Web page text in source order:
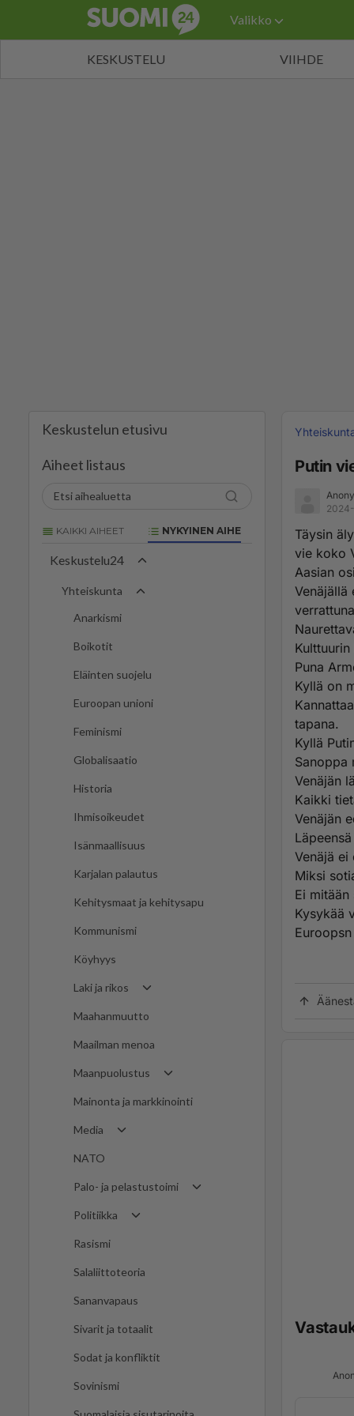
Valikko
KESKUSTELU VIIHDE
Keskustelun etusivu
Aiheet listaus
KAIKKI AIHEET NYKYINEN AIHE
Keskustelu24
Yhteiskunta
Anarkismi
Boikotit
Eläinten suojelu
Euroopan unioni
Feminismi
Globalisaatio
Historia
Ihmisoikeudet
Isänmaallisuus
Karjalan palautus
Kehitysmaat ja kehitysapu
Kommunismi
Köyhyys
Laki ja rikos
Maahanmuutto
Maailman menoa
Maanpuolustus
Mainonta ja markkinointi
Media
NATO
Palo- ja pelastustoimi
Politiikka
Rasismi
Salaliittoteoria
Sananvapaus
Sivarit ja totaalit
Sodat ja konfliktit
Sovinismi
Putin
Täysin
vie koko
Aasian
Venäjällä
Puna
Kyllä on
tapana.
Kyllä
Sanoppa
Venäjän
Kaikki
Venäjän
Venäjä ei
Miksi
Ei
Kysykää